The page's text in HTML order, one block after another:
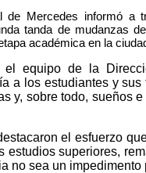
de Mercedes informó a
tanda de mudanzas
académica en la
el equipo de la
a los estudiantes y
y, sobre todo, sueños
el esfuerzo
estudios superiores,
no sea un